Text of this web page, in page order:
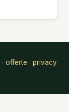
· offerte · privacy